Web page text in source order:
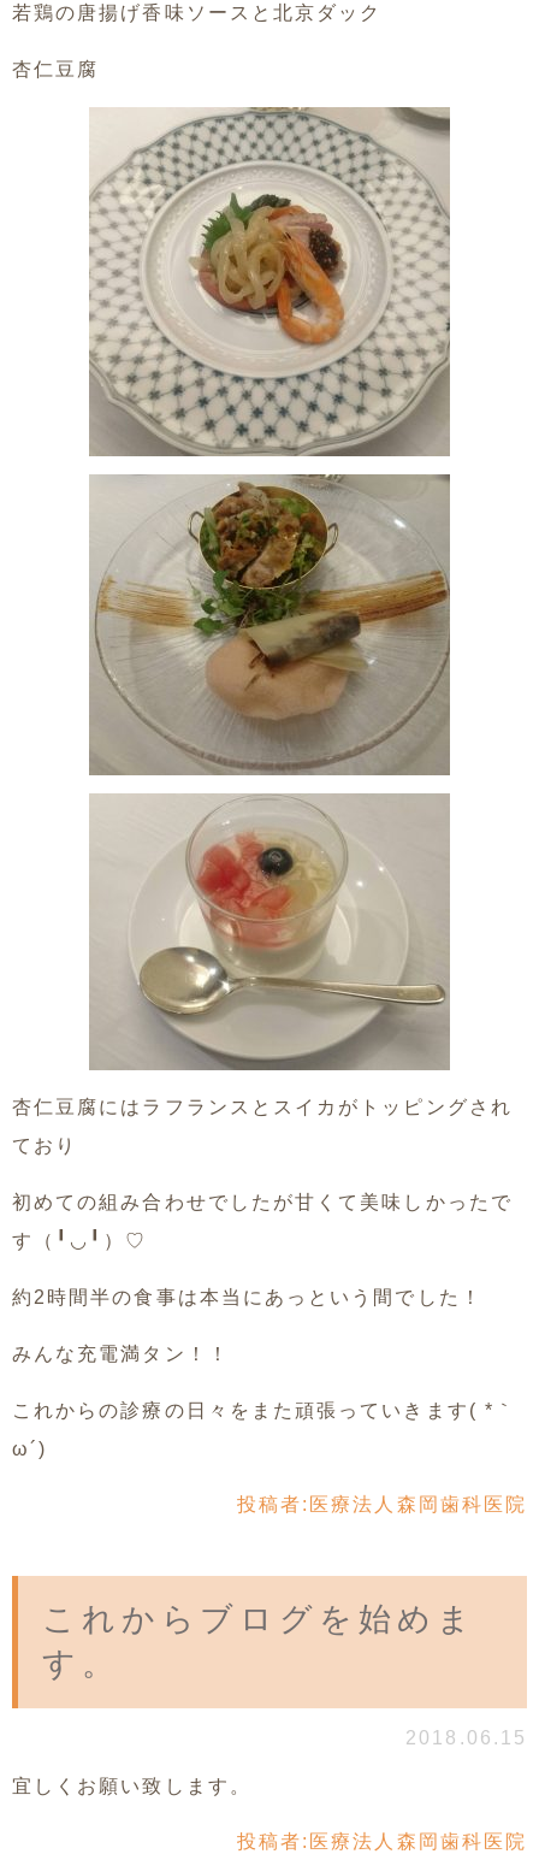
若鶏の唐揚げ香味ソースと北京ダック
杏仁豆腐
杏仁豆腐にはラフランスとスイカがトッピングされ
ており
初めての組み合わせでしたが甘くて美味しかったで
す（╹◡╹）♡
約2時間半の食事は本当にあっという間でした！
みんな充電満タン！！
これからの診療の日々をまた頑張っていきます( *｀
ω´)
投稿者: 医療法人森岡歯科医院
これからブログを始めま
す。
2018.06.15
宜しくお願い致します。
投稿者: 医療法人森岡歯科医院